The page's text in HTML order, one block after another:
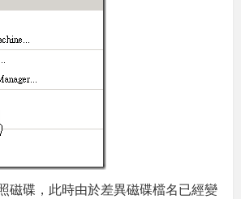
磁碟，此時由於差異磁碟檔名已經變